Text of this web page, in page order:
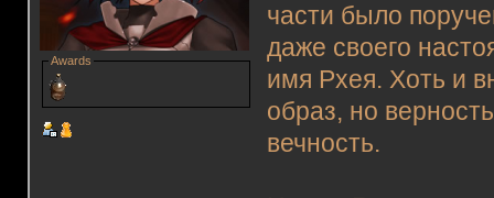
Awards
части было
даже своего
имя Рхея. Хоть и
образ, но
вечность.